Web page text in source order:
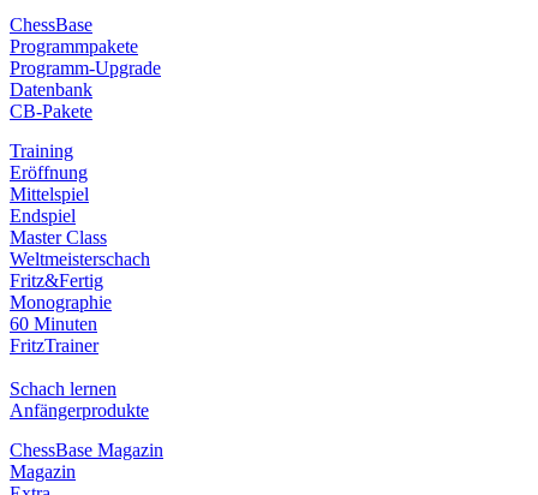
ChessBase
Programmpakete
Programm-Upgrade
Datenbank
CB-Pakete
Training
Eröffnung
Mittelspiel
Endspiel
Master Class
Weltmeisterschach
Fritz&Fertig
Monographie
60 Minuten
FritzTrainer
Schach lernen
Anfängerprodukte
ChessBase Magazin
Magazin